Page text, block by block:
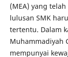
(MEA) yang
lulusan SMK
tertentu. Dalam
Muhammadiyah
mempunyai